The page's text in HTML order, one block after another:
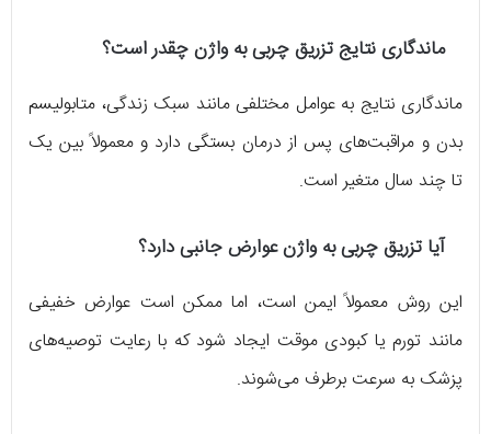
ماندگاری نتایج تزریق چربی به واژن چقدر است؟
ماندگاری نتایج به عوامل مختلفی مانند سبک زندگی، متابولیسم
بدن و مراقبت‌های پس از درمان بستگی دارد و معمولاً بین یک
تا چند سال متغیر است.
آیا تزریق چربی به واژن عوارض جانبی دارد؟
این روش معمولاً ایمن است، اما ممکن است عوارض خفیفی
مانند تورم یا کبودی موقت ایجاد شود که با رعایت توصیه‌های
پزشک به سرعت برطرف می‌شوند.